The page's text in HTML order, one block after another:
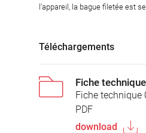
l'appareil, la bague filetée est
Téléchargements
Fiche technique
Fiche technique
PDF
download